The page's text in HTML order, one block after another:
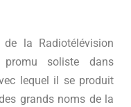
la Radiotélévision
soliste dans
lequel il se produit
grands noms de la